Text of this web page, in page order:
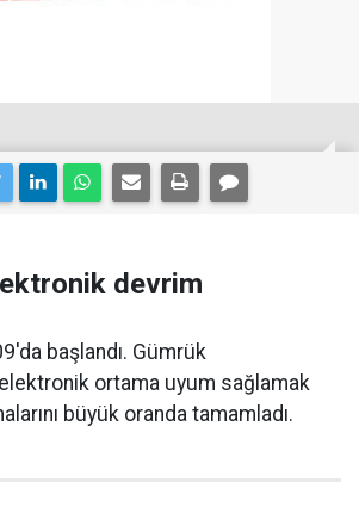
devrim
başlandı. Gümrük
ortama uyum sağlamak
büyük oranda tamamladı.